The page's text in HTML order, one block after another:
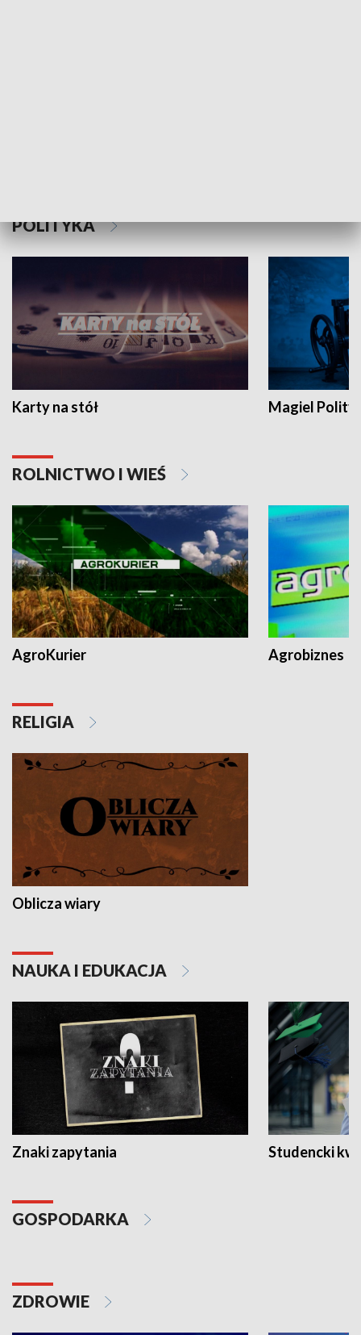
POLITYKA
Karty na stół Magiel
ROLNICTWO I WIEŚ
AgroKurier Agrobiznes
RELIGIA
Oblicza wiary
NAUKA I EDUKACJA
Znaki zapytania Studencki
GOSPODARKA
ZDROWIE